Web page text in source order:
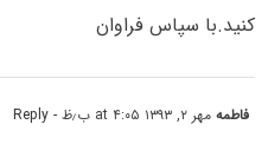
کنید.با سپاس فراوان
فاطمهمهر ۲, ۱۳۹۳ at ۴:۰۵ ب٫ظ - Reply